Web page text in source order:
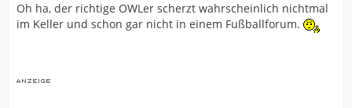
Oh ha, der richtige OWLer scherzt wahrscheinlich nichtmal
im Keller und schon gar nicht in einem Fußballforum.